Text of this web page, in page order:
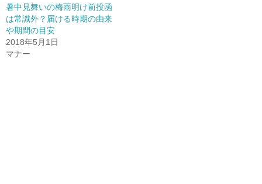
ウ
ィ
ン
ド
ウ
で
開
き
で
開
き
ま
す
)
ウ
ィ
ン
暑中見舞いの梅雨明け前投函
は常識外？届ける時期の由来
や期間の目安
2018年5月1日
マナー